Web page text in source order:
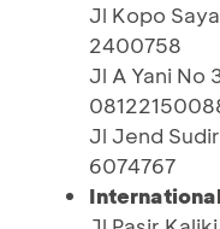
Jl Kopo
2400758
Jl A Yani No
Jl Jend
6074767